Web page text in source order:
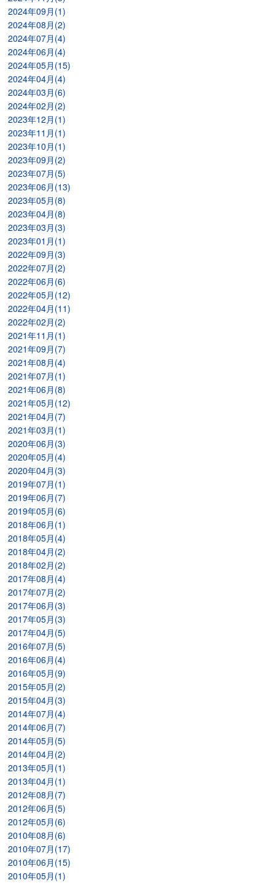
2024年09月(1)
2024年08月(2)
2024年07月(4)
2024年06月(4)
2024年05月(15)
2024年04月(4)
2024年03月(6)
2024年02月(2)
2023年12月(1)
2023年11月(1)
2023年10月(1)
2023年09月(2)
2023年07月(5)
2023年06月(13)
2023年05月(8)
2023年04月(8)
2023年03月(3)
2023年01月(1)
2022年09月(3)
2022年07月(2)
2022年06月(6)
2022年05月(12)
2022年04月(11)
2022年02月(2)
2021年11月(1)
2021年09月(7)
2021年08月(4)
2021年07月(1)
2021年06月(8)
2021年05月(12)
2021年04月(7)
2021年03月(1)
2020年06月(3)
2020年05月(4)
2020年04月(3)
2019年07月(1)
2019年06月(7)
2019年05月(6)
2018年06月(1)
2018年05月(4)
2018年04月(2)
2018年02月(2)
2017年08月(4)
2017年07月(2)
2017年06月(3)
2017年05月(3)
2017年04月(5)
2016年07月(5)
2016年06月(4)
2016年05月(9)
2015年05月(2)
2015年04月(3)
2014年07月(4)
2014年06月(7)
2014年05月(5)
2014年04月(2)
2013年05月(1)
2013年04月(1)
2012年08月(7)
2012年06月(5)
2012年05月(6)
2010年08月(6)
2010年07月(17)
2010年06月(15)
2010年05月(1)